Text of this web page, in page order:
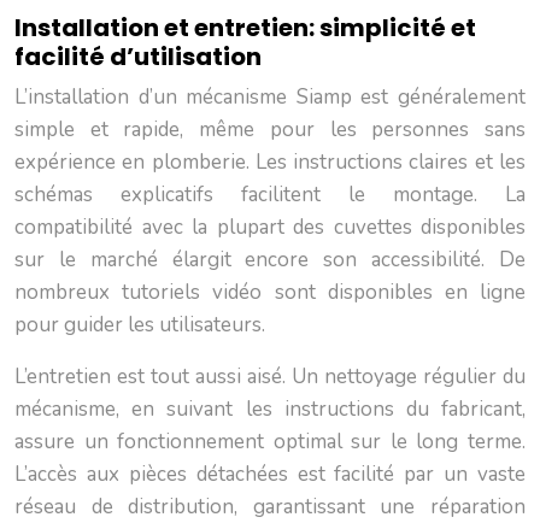
Installation et entretien: simplicité et
facilité d’utilisation
L’installation d’un mécanisme Siamp est généralement
simple et rapide, même pour les personnes sans
expérience en plomberie. Les instructions claires et les
schémas explicatifs facilitent le montage. La
compatibilité avec la plupart des cuvettes disponibles
sur le marché élargit encore son accessibilité. De
nombreux tutoriels vidéo sont disponibles en ligne
pour guider les utilisateurs.
L’entretien est tout aussi aisé. Un nettoyage régulier du
mécanisme, en suivant les instructions du fabricant,
assure un fonctionnement optimal sur le long terme.
L’accès aux pièces détachées est facilité par un vaste
réseau de distribution, garantissant une réparation